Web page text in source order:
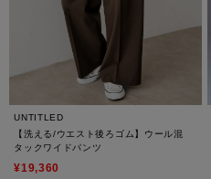
UNTITLED
【洗える/ウエスト後ろゴム】ウール混
タックワイドパンツ
¥19,360